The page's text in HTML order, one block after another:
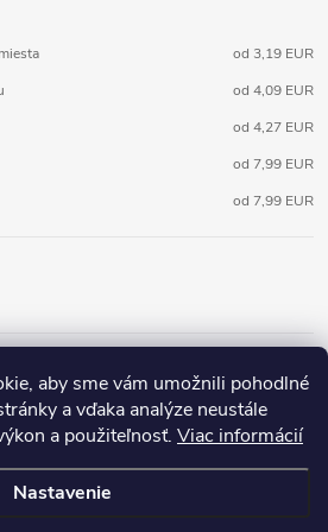
aby sme vám umožnili pohodlné
a vďaka analýze neustále
a použiteľnosť. Viac informácií
Nastavenie
od 3,19 EUR
od 4,09 EUR
od 4,27 EUR
od 7,99 EUR
od 7,99 EUR